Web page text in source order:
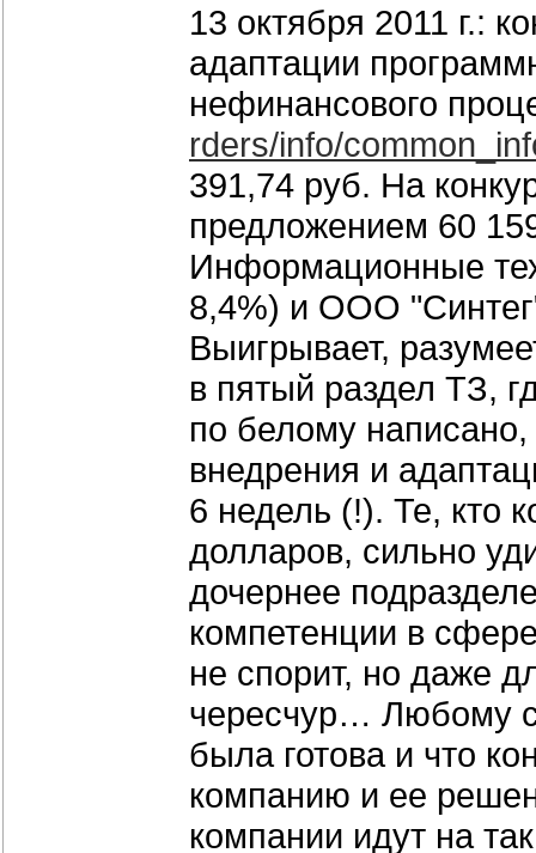
13 октября 2011 г.:
адаптации
нефинансового
rders/info/
391,74 руб. На
предложением 60
Информационные
8,4%) и ООО
Выигрывает,
в пятый раздел ТЗ,
по белому
внедрения и
6 недель (!). Те, кто
долларов, сильно
дочернее
компетенции в
не спорит, но даже
чересчур… Любому
была готова и что
компанию и ее
компании идут на